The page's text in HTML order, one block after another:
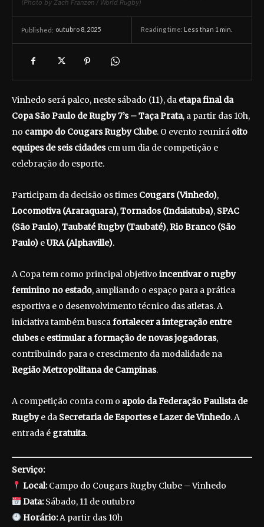
(Photo by Zach Franzen / World Rugby)
Published: outubro 8, 2025 Reading time: Less than 1 min.
Vinhedo será palco, neste sábado (11), da etapa final da
Copa São Paulo de Rugby 7’s – Taça Prata, a partir das 10h,
no campo do Cougars Rugby Clube. O evento reunirá oito
equipes de seis cidadesem um dia de competição e
celebração do esporte.
Participam da decisão os times Cougars (Vinhedo),
Locomotiva (Araraquara),Tornados (Indaiatuba), SPAC
(São Paulo),Taubaté Rugby (Taubaté),Rio Branco (São
Paulo) eURA (Alphaville).
A Copa tem como principal objetivo incentivar o rugby
feminino no estado, ampliando o espaço para a prática
esportiva e o desenvolvimento técnico das atletas. A
iniciativa também buscafortalecer a integração entre
clubese estimular a formação de novas jogadoras,
contribuindo para o crescimento da modalidade na
Região Metropolitana de Campinas.
A competição conta com o apoio da Federação Paulista de
Rugbye da Secretaria de Esportes e Lazer de Vinhedo. A
entrada é gratuita.
Serviço:
Local:Campo do Cougars Rugby Clube – Vinhedo
Data:Sábado, 11 de outubro
Horário:A partir das 10h